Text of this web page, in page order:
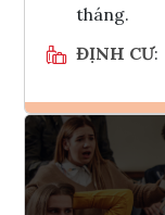
tháng.
ĐỊNH CƯ: